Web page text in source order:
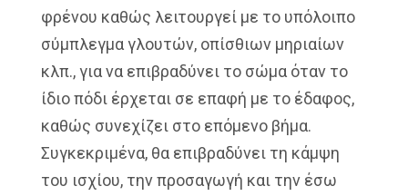
φρένου καθώς λειτουργεί με το υπόλοιπο
σύμπλεγμα γλουτών, οπίσθιων μηριαίων
κλπ., για να επιβραδύνει το σώμα όταν το
ίδιο πόδι έρχεται σε επαφή με το έδαφος,
καθώς συνεχίζει στο επόμενο βήμα.
Συγκεκριμένα, θα επιβραδύνει τη κάμψη
του ισχίου, την προσαγωγή και την έσω